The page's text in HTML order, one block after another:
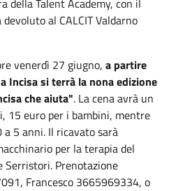
della Talent Academy, con il
al CALCIT Valdarno
venerdì 27 giugno, a partire
Incisa si terrà la nona edizione
che aiuta". La cena avrà un
15 euro per i bambini, mentre
5 anni. Il ricavato sarà
per la terapia del
Serristori. Prenotazione
Francesco 3665969334, o